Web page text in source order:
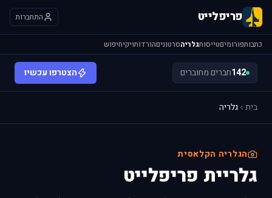
פריפלייט התחברות
כתבותפורומיםטייסותגלריהסרטוניםהורדותויקיחיפוש
142חברים מחוברים הצטרפו עכשיו
בית גלריה
הגלריה הקלאסית
גלריית פריפלייט